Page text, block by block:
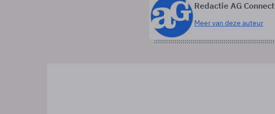
Redactie AG Connect
Meer van deze auteur